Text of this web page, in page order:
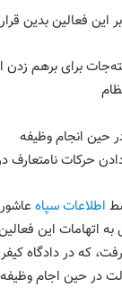
این فعالین بدین
اطلاعات سپاه
اتهامات این
که ‌در دادگاه
در حین اجام